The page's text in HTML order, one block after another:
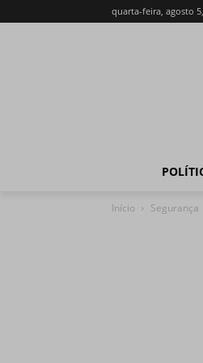
quarta-feira, agosto
Início Segurança